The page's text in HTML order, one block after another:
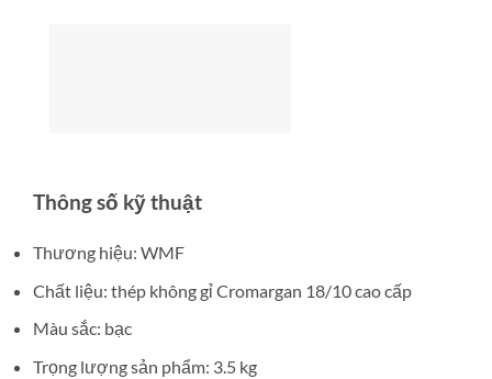
Thông số kỹ thuật
Thương hiệu: WMF
Chất liệu: thép không gỉ Cromargan 18/10 cao cấp
Màu sắc: bạc
Trọng lượng sản phẩm: 3.5 kg